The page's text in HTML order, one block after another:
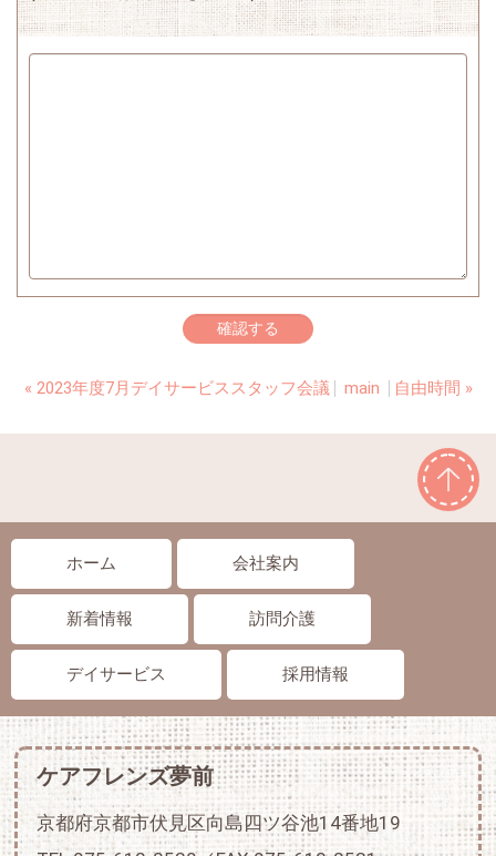
« 2023年度7月デイサービススタッフ会議 main 自由時間 »
ホーム 会社案内
新着情報 訪問介護
デイサービス 採用情報
ケアフレンズ夢前
京都府京都市伏見区向島四ツ谷池14番地19